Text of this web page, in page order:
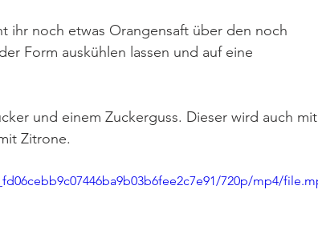
ihr noch etwas Orangensaft über den noch
Form auskühlen lassen und auf eine
und einem Zuckerguss. Dieser wird auch
Zitrone.
720p/mp4/